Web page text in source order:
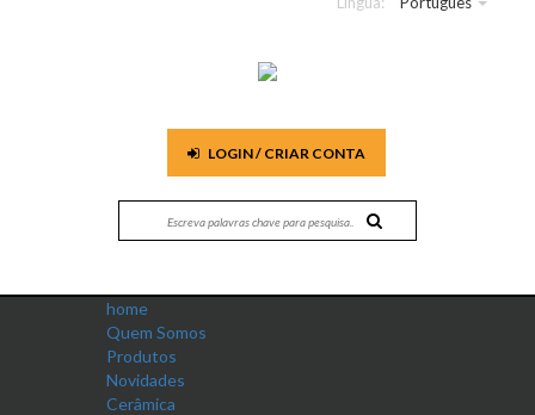
LOGIN / CRIAR CONTA
home
Quem Somos
Produtos
Novidades
Cerâmica